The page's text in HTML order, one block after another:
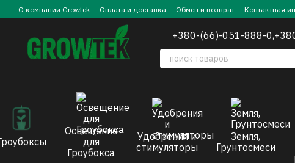
Перейти к основному контенту
О компании Growtek Оплата и доставка Обмен и возврат Контактная
+380-(66)-051-888-0,
Освещение
для
Гроубокса
Удобрения и
стимуляторы
Земля,
Грунтосмеси